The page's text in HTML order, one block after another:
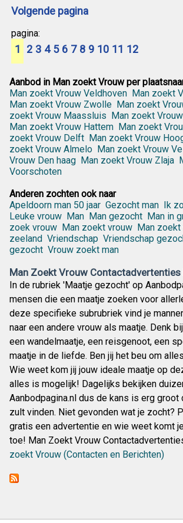
Volgende pagina
pagina:
1 2 3 4 5 6 7 8 9 10 11 12
Aanbod in Man zoekt Vrouw per
Man zoekt Vrouw Veldhoven Man zoekt
Man zoekt Vrouw Zwolle Man zoekt
zoekt Vrouw Maassluis Man zoekt
Man zoekt Vrouw Hattem Man zoekt
zoekt Vrouw Delft Man zoekt Vrouw
zoekt Vrouw Almelo Man zoekt Vrouw
Vrouw Den haag Man zoekt Vrouw Zlaja
Voorschoten
Anderen zochten ook naar
Apeldoorn man 50 jaar Gezocht man Ik
Leuke vrouw Man Man gezocht Man in
zoek vrouw Man zoekt vrouw Man zoekt
zeeland Vriendschap Vriendschap
gezocht Vrouw zoekt man
Man Zoekt Vrouw
In de rubriek 'Maatje gezocht' op
mensen die een maatje zoeken voor
deze specifieke subrubriek vind je
naar een andere vrouw als maatje. Denk
een wandelmaatje, een reisgenoot, een
maatje in de liefde. Ben jij het beu om
Wie weet kom jij jouw ideale maatje op
alles is mogelijk! Dagelijks bekijken
Aanbodpagina.nl dus de kans is erg groot
zult vinden. Niet gevonden wat je zocht?
gratis een advertentie en wie weet komt
toe! Man Zoekt Vrouw
zoekt Vrouw (Contacten en Berichten)